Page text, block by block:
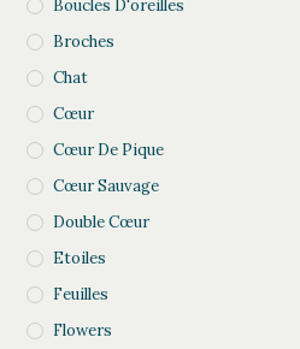
Boucles D'oreilles
Broches
Chat
Cœur
Cœur De Pique
Cœur Sauvage
Double Cœur
Etoiles
Feuilles
Flowers